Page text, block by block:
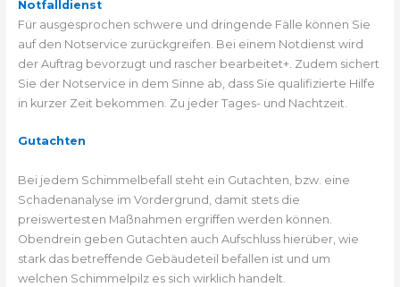
Notfalldienst
Für ausgesprochen schwere und dringende Fälle können Sie
auf den Notservice zurückgreifen. Bei einem Notdienst wird
der Auftrag bevorzugt und rascher bearbeitet+. Zudem sichert
Sie der Notservice in dem Sinne ab, dass Sie qualifizierte Hilfe
in kurzer Zeit bekommen. Zu jeder Tages- und Nachtzeit.
Gutachten
Bei jedem Schimmelbefall steht ein Gutachten, bzw. eine
Schadenanalyse im Vordergrund, damit stets die
preiswertesten Maßnahmen ergriffen werden können.
Obendrein geben Gutachten auch Aufschluss hierüber, wie
stark das betreffende Gebäudeteil befallen ist und um
welchen Schimmelpilz es sich wirklich handelt.